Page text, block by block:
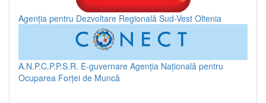
Agenția pentru Dezvoltare Regională Sud-Vest Oltenia
A.N.P.C.P.P.S.R. E-guvernare Agenția Națională pentru
Ocuparea Forței de Muncă